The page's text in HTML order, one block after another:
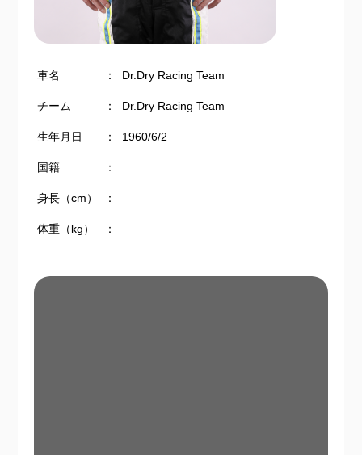
車名 ： Dr.Dry Racing Team
チーム ： Dr.Dry Racing Team
生年月日 ： 1960/6/2
国籍 ：
身長（cm） ：
体重（kg） ：